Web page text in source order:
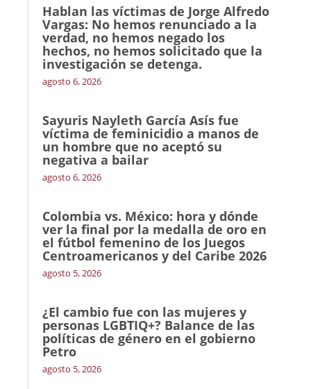
Hablan las víctimas de Jorge Alfredo
Vargas: No hemos renunciado a la
verdad, no hemos negado los
hechos, no hemos solicitado que la
investigación se detenga.
agosto 6, 2026
Sayuris Nayleth García Asís fue
víctima de feminicidio a manos de
un hombre que no aceptó su
negativa a bailar
agosto 6, 2026
Colombia vs. México: hora y dónde
ver la final por la medalla de oro en
el fútbol femenino de los Juegos
Centroamericanos y del Caribe 2026
agosto 5, 2026
¿El cambio fue con las mujeres y
personas LGBTIQ+? Balance de las
políticas de género en el gobierno
Petro
agosto 5, 2026